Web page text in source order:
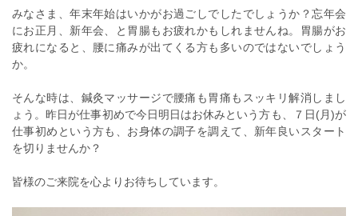
みなさま、年末年始はいかがお過ごしでしたでしょうか？忘年会
にお正月、新年会、と胃腸もお疲れかもしれませんね。胃腸がお
疲れになると、腰に痛みが出てくる方も多いのではないでしょう
か。
そんな時は、鍼灸マッサージで腰痛も胃痛もスッキリ解消しまし
ょう。昨日が仕事初めで今日明日はお休みという方も、７日(月)が
仕事初めという方も、お身体の調子を調えて、新年良いスタート
を切りませんか？
皆様のご来院を心よりお待ちしています。